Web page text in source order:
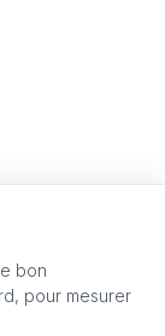
bon
pour mesurer